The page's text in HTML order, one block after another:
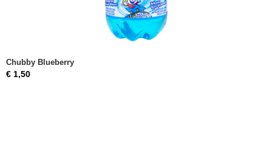
Chubby Blueberry
€ 1,50